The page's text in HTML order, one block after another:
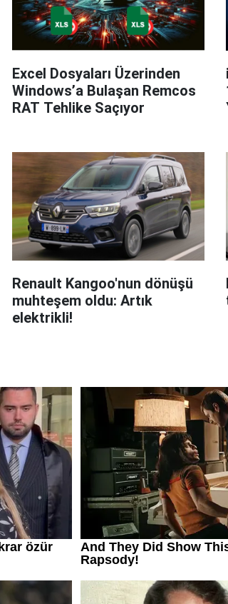
Excel Dosyaları Üzerinden
Windows’a Bulaşan Remcos
RAT Tehlike Saçıyor
Renault Kangoo'nun dönüşü
muhteşem oldu: Artık
elektrikli!